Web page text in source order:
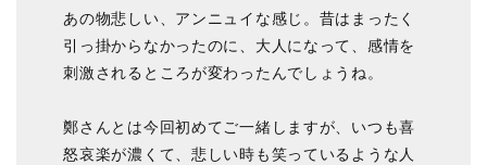
あの物悲しい、アンニュイな感じ。昔はまったく
引っ掛からなかったのに、大人になって、感情を
刺激されるところが変わったんでしょうね。
鄭さんとは今回初めてご一緒しますが、いつも喜
怒哀楽が濃くて、悲しい時も笑っているような人